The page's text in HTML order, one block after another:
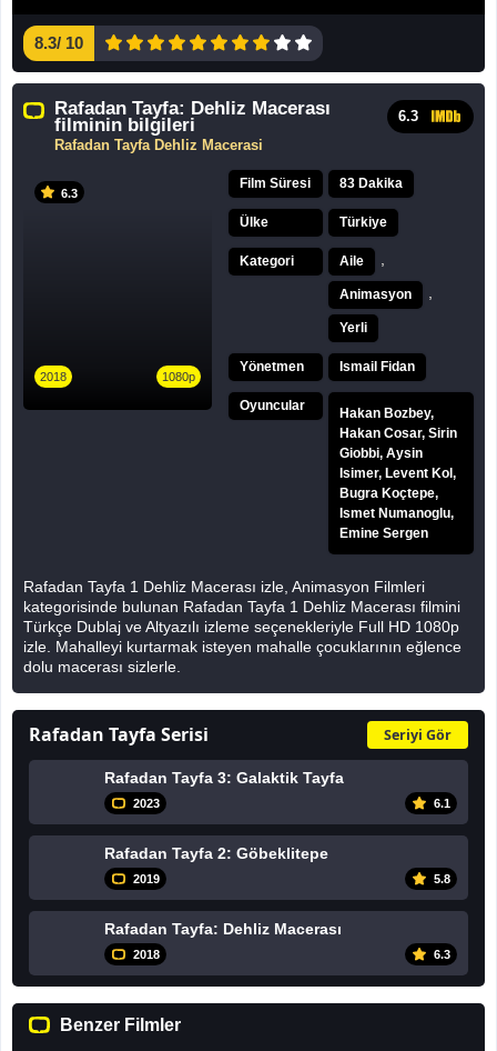
8.3/ 10
Rafadan Tayfa: Dehliz Macerası
filminin bilgileri
Rafadan Tayfa Dehliz Macerasi
6.3
6.3
2018 1080p
Film Süresi 83 Dakika
Ülke Türkiye
Kategori Aile
Animasyon
Yerli
Yönetmen Ismail Fidan
Oyuncular
Hakan Bozbey,
Hakan Cosar, Sirin
Giobbi, Aysin
Isimer, Levent Kol,
Bugra Koçtepe,
Ismet Numanoglu,
Emine Sergen
Rafadan Tayfa 1 Dehliz Macerası izle, Animasyon Filmleri
kategorisinde bulunan Rafadan Tayfa 1 Dehliz Macerası filmini
Türkçe Dublaj ve Altyazılı izleme seçenekleriyle Full HD 1080p
izle. Mahalleyi kurtarmak isteyen mahalle çocuklarının eğlence
dolu macerası sizlerle.
Rafadan Tayfa Serisi Seriyi Gör
Rafadan Tayfa 3: Galaktik Tayfa
2023 6.1
Rafadan Tayfa 2: Göbeklitepe
2019 5.8
Rafadan Tayfa: Dehliz Macerası
2018 6.3
Benzer Filmler